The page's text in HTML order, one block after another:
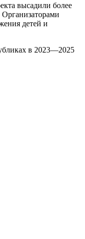
высадили более
детей и
в 2023—2025